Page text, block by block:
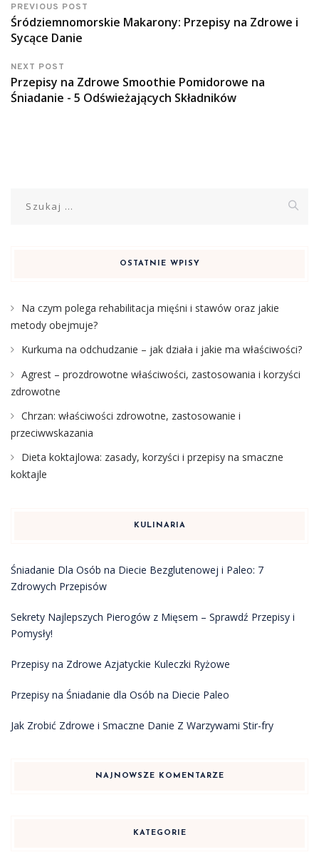
PREVIOUS POST
Śródziemnomorskie Makarony: Przepisy na Zdrowe i
Sycące Danie
NEXT POST
Przepisy na Zdrowe Smoothie Pomidorowe na
Śniadanie - 5 Odświeżających Składników
OSTATNIE WPISY
Na czym polega rehabilitacja mięśni i stawów oraz jakie
metody obejmuje?
Kurkuma na odchudzanie – jak działa i jakie ma właściwości?
Agrest – prozdrowotne właściwości, zastosowania i korzyści
zdrowotne
Chrzan: właściwości zdrowotne, zastosowanie i
przeciwwskazania
Dieta koktajlowa: zasady, korzyści i przepisy na smaczne
koktajle
KULINARIA
Śniadanie Dla Osób na Diecie Bezglutenowej i Paleo: 7
Zdrowych Przepisów
Sekrety Najlepszych Pierogów z Mięsem – Sprawdź Przepisy i
Pomysły!
Przepisy na Zdrowe Azjatyckie Kuleczki Ryżowe
Przepisy na Śniadanie dla Osób na Diecie Paleo
Jak Zrobić Zdrowe i Smaczne Danie Z Warzywami Stir-fry
NAJNOWSZE KOMENTARZE
KATEGORIE